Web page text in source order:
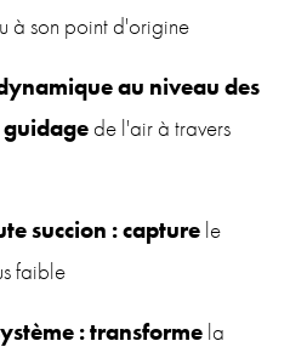
à son point d'origine
au niveau des
guidage de l'air à travers
succion : capture le
faible
: transforme la